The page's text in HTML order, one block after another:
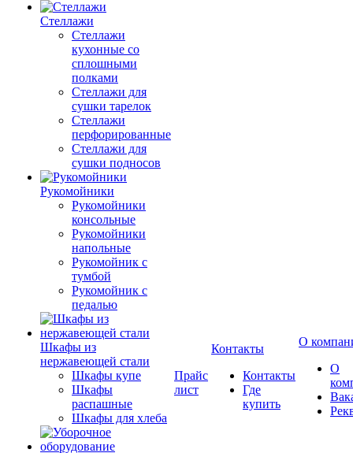
Стеллажи
Стеллажи
кухонные со
сплошными
полками
Стеллажи для
сушки тарелок
Стеллажи
перфорированные
Стеллажи для
сушки подносов
Рукомойники
Рукомойники
консольные
Рукомойники
напольные
Рукомойник с
тумбой
Рукомойник с
педалью
Шкафы из
нержавеющей стали
Шкафы купе
Шкафы
распашные
Шкафы для хлеба
Прайс
лист
Контакты
Контакты
Где
купить
О
О